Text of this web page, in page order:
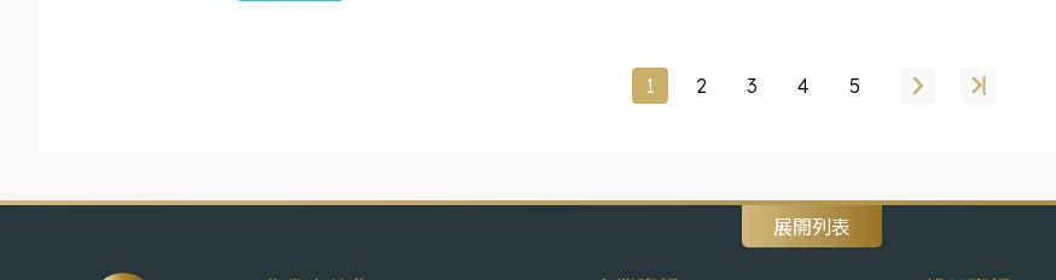
1 2 3 4 5
展開列表